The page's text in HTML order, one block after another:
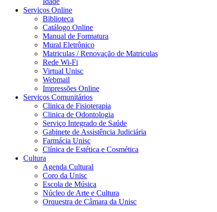
Serviços Online
Biblioteca
Catálogo Online
Manual de Formatura
Mural Eletrônico
Matriculas / Renovação de Matriculas
Rede Wi-Fi
Virtual Unisc
Webmail
Impressões Online
Serviços Comunitários
Clinica de Fisioterapia
Clinica de Odontologia
Serviço Integrado de Saúde
Gabinete de Assistência Judiciária
Farmácia Unisc
Clínica de Estética e Cosmética
Cultura
Agenda Cultural
Coro da Unisc
Escola de Música
Núcleo de Arte e Cultura
Orquestra de Câmara da Unisc